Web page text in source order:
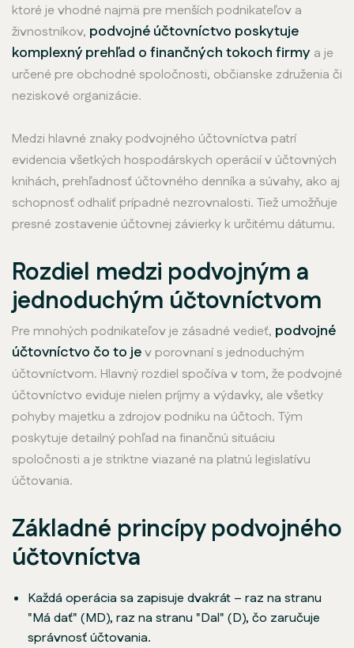
ktoré je vhodné najmä pre menších podnikateľov a
živnostníkov, podvojné účtovníctvo poskytuje
komplexný prehľad o finančných tokoch firmy a je
určené pre obchodné spoločnosti, občianske združenia či
neziskové organizácie.
Medzi hlavné znaky podvojného účtovníctva patrí
evidencia všetkých hospodárskych operácií v účtovných
knihách, prehľadnosť účtovného denníka a súvahy, ako aj
schopnosť odhaliť prípadné nezrovnalosti. Tiež umožňuje
presné zostavenie účtovnej závierky k určitému dátumu.
Rozdiel medzi podvojným a
jednoduchým účtovníctvom
Pre mnohých podnikateľov je zásadné vedieť, podvojné
účtovníctvo čo to jev porovnaní s jednoduchým
účtovníctvom. Hlavný rozdiel spočíva v tom, že podvojné
účtovníctvo eviduje nielen príjmy a výdavky, ale všetky
pohyby majetku a zdrojov podniku na účtoch. Tým
poskytuje detailný pohľad na finančnú situáciu
spoločnosti a je striktne viazané na platnú legislatívu
účtovania.
Základné princípy podvojného
účtovníctva
Každá operácia sa zapisuje dvakrát – raz na stranu
"Má dať" (MD), raz na stranu "Dal" (D), čo zaručuje
správnosť účtovania.